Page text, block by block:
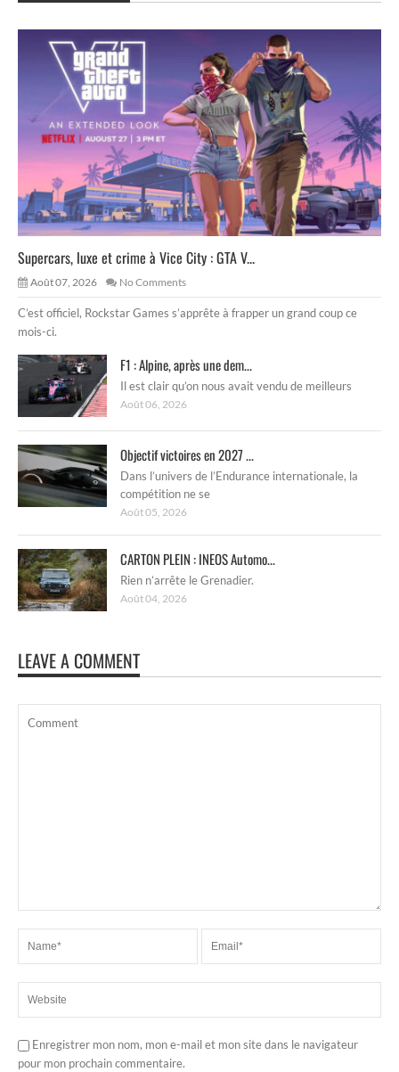
Supercars, luxe et crime à Vice City : GTA V...
Août 07, 2026 No Comments
C’est officiel, Rockstar Games s’apprête à frapper un grand coup ce
mois-ci.
F1 : Alpine, après une dem...
Il est clair qu’on nous avait vendu de meilleurs
Août 06, 2026
Objectif victoires en 2027 ...
Dans l’univers de l’Endurance internationale, la
compétition ne se
Août 05, 2026
CARTON PLEIN : INEOS Automo...
Rien n’arrête le Grenadier.
Août 04, 2026
LEAVE A COMMENT
Enregistrer mon nom, mon e-mail et mon site dans le navigateur
pour mon prochain commentaire.